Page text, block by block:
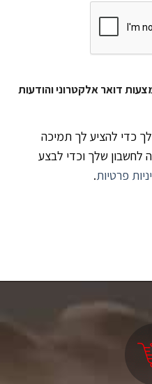
דואר אלקטרוני והודעות
כדי להציע לך תמיכה
לחשבון שלך וכדי לבצע
פרטיות.